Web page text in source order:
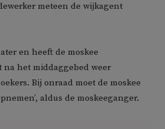
meteen de wijkagent
en heeft de moskee
na het middaggebed weer
Bij onraad moet de moskee
aldus de moskeeganger.